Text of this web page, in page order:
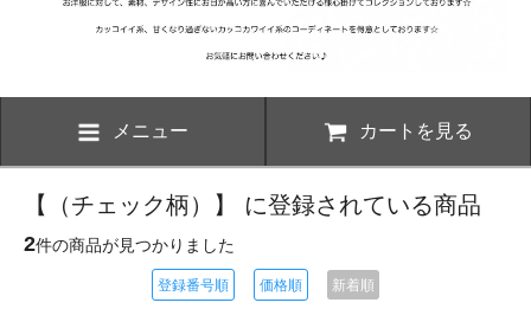
メニュー カートを見る
【（チェック柄）】 に登録されている商品
2件の商品が見つかりました
登録番号順 価格順 新着順